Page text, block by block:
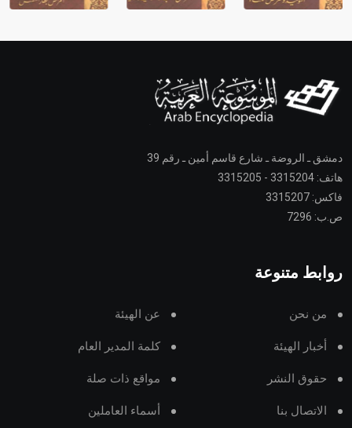
دمشق ـ الروضة ـ شارع قاسم أمين ـ رقم 39
هاتف: 3315204 - 3315205
فاكس: 3315207
ص.ب: 7296
روابط متنوعة
من نحن عن الهيئة
أخبار الهيئة كلمة المدير العام
حقوق النشر مواقع ذات صلة
الاتصال بنا أسماء العاملين